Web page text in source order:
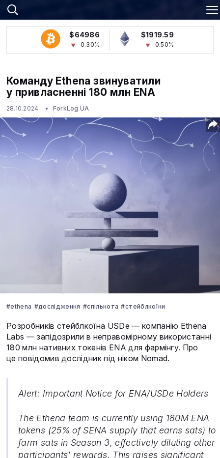
$64986
-0.30%
$1919.59
-0.50%
Команду Ethena звинуватили
у привласненні 180 млн ENA
28.10.2024 ForkLog UA
#ethena #дослідження #спільнота #стейблкоїни
Розробників стейблкоїна USDe — компанію Ethena
Labs — запідозрили в неправомірному використанні
180 млн нативних токенів ENA для фармінгу. Про
це повідомив дослідник під ніком Nomad.
Alert: Important Notice for ENA/USDe Holders
The Ethena team is currently using 180M ENA
tokens (25% of SENA supply that earns sats) to
farm sats in Season 3, effectively diluting other
participants' rewards. This raises significant